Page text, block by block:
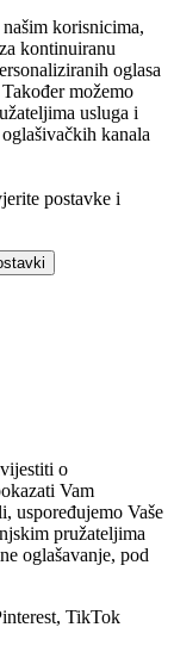
korisnicima,
kontinuiranu
oglasa
možemo
usluga i
kanala
postavke i
o
Vam
uspoređujemo Vaše
pružateljima
oglašavanje, pod
TikTok